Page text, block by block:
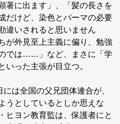
著に出ます」、「髪の長さを
だけど、染色とパーマの必要
いされると思いません
が外見至上主義に偏り、勉強
では……」など、まさに「学
いった主張が目立つ。
は全国の父兄団体連合が、
うとしているとしか思えな
ヒヨン教育監は、保護者にと